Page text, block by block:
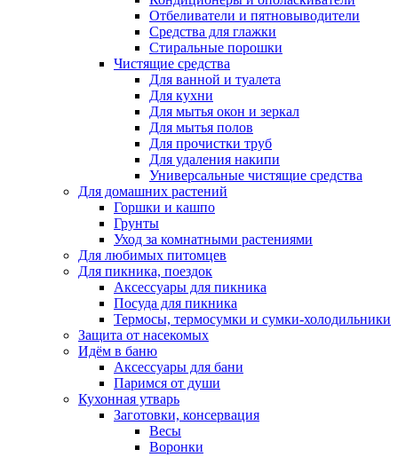
Отбеливатели и пятновыводители
Средства для глажки
Стиральные порошки
Чистящие средства
Для ванной и туалета
Для кухни
Для мытья окон и зеркал
Для мытья полов
Для прочистки труб
Для удаления накипи
Универсальные чистящие средства
Для домашних растений
Горшки и кашпо
Грунты
Уход за комнатными растениями
Для любимых питомцев
Для пикника, поездок
Аксессуары для пикника
Посуда для пикника
Термосы, термосумки и сумки-холодильники
Защита от насекомых
Идём в баню
Аксессуары для бани
Паримся от души
Кухонная утварь
Заготовки, консервация
Весы
Воронки